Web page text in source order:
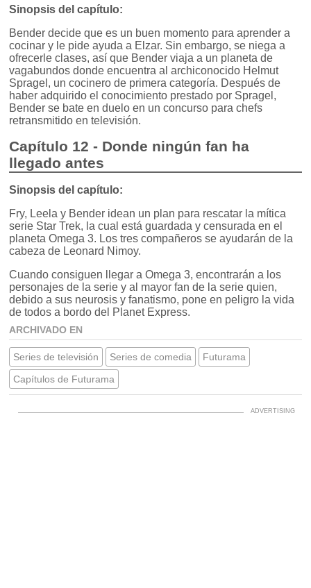
Sinopsis del capítulo:
Bender decide que es un buen momento para aprender a
cocinar y le pide ayuda a Elzar. Sin embargo, se niega a
ofrecerle clases, así que Bender viaja a un planeta de
vagabundos donde encuentra al archiconocido Helmut
Spragel, un cocinero de primera categoría. Después de
haber adquirido el conocimiento prestado por Spragel,
Bender se bate en duelo en un concurso para chefs
retransmitido en televisión.
Capítulo 12 - Donde ningún fan ha
llegado antes
Sinopsis del capítulo:
Fry, Leela y Bender idean un plan para rescatar la mítica
serie Star Trek, la cual está guardada y censurada en el
planeta Omega 3. Los tres compañeros se ayudarán de la
cabeza de Leonard Nimoy.
Cuando consiguen llegar a Omega 3, encontrarán a los
personajes de la serie y al mayor fan de la serie quien,
debido a sus neurosis y fanatismo, pone en peligro la vida
de todos a bordo del Planet Express.
ARCHIVADO EN
Series de televisión Series de comedia
Futurama
Capítulos de Futurama